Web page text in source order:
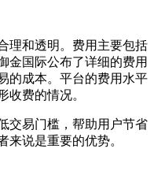
理和透明。费用主要包括
金国际公布了详细的费用
的成本。平台的费用水平
收费的情况。
交易门槛，帮助用户节省
来说是重要的优势。